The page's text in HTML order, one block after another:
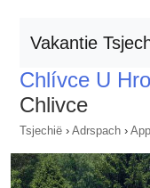
Vakantie
Chlívce U
Chlivce
Tsjechië › Adrspach ›